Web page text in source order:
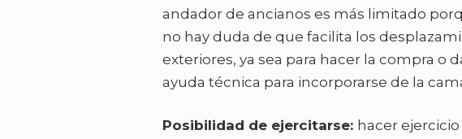
andador de ancianos es más limitado
no hay duda de que facilita los
exteriores, ya sea para hacer la compra o
ayuda técnica para incorporarse de la
Posibilidad de ejercitarse: hacer